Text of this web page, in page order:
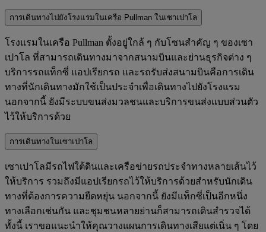
การเดินทางไปยังโรงแรมในเครือ Pullman ในเซาเปาโล
โรงแรมในเครือ Pullman ตั้งอยู่ใกล้ ๆ กับโซนสำคัญ ๆ ของเซา
เปาโล ที่สามารถเดินทางมาจากสนามบินและย่านธุรกิจต่าง ๆ
บริการรถแท็กซี่ แอปเรียกรถ และรถรับส่งสนามบินคือการเดิน
ทางที่นักเดินทางมักใช้เป็นประจำเพื่อเดินทางไปยังโรงแรม
นอกจากนี้ ยังมีระบบขนส่งมวลชนและบริการขนส่งแบบส่วนตัว
ไว้ให้บริการด้วย
การเดินทางในเซาเปาโล
เซาเปาโลมีรถไฟใต้ดินและเครือข่ายรถประจำทางหลายเส้นไว้
ให้บริการ รวมถึงมีแอปเรียกรถไว้ให้บริการด้วยสำหรับนักเดิน
ทางที่ต้องการความยืดหยุ่น นอกจากนี้ ยังมีแท็กซี่เป็นอีกหนึ่ง
ทางเลือกเช่นกัน และชุมชนหลายย่านก็สามารถเดินสำรวจได้
ทั้งนี้ เราขอแนะนำให้คุณวางแผนการเดินทางเสียแต่เนิ่น ๆ โดย